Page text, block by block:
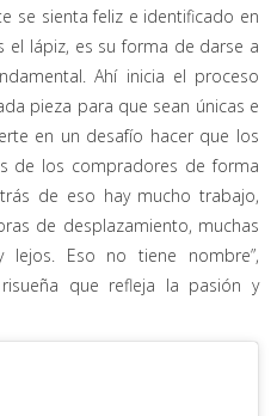
se sienta feliz e identificado en
el lápiz, es su forma de darse a
Ahí inicia el proceso
pieza para que sean únicas e
en un desafío hacer que los
de los compradores de forma
de eso hay mucho trabajo,
de desplazamiento, muchas
lejos. Eso no tiene nombre”,
que refleja la pasión y